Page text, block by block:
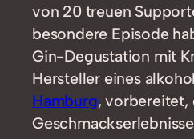
von 20 treuen
besondere Episode
Gin-Degustation mit
Hersteller eines
Hamburg, vorbereitet,